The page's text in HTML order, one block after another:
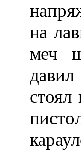
на
меч